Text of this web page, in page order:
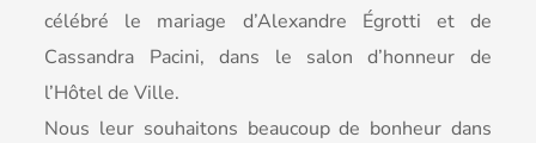
célébré le mariage d’Alexandre Égrotti et de
Cassandra Pacini, dans le salon d’honneur de
l’Hôtel de Ville.
Nous leur souhaitons beaucoup de bonheur dans